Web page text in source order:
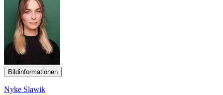
Bildinformationen
Nyke Slawik